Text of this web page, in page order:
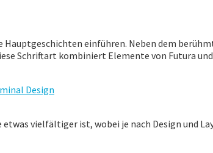
einführen. Neben dem
Schriftart kombiniert Elemente von Futura
Design
vielfältiger ist, wobei je nach Design und